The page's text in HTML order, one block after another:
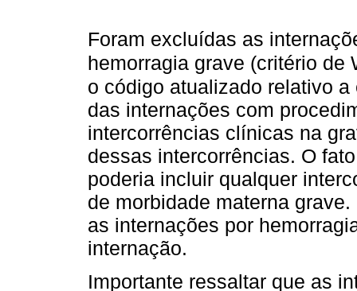
Foram excluídas as
hemorragia grave (critério
o código atualizado relativo
das internações com
intercorrências clínicas na
dessas intercorrências. O
poderia incluir qualquer
de morbidade materna
as internações por
internação.
Importante ressaltar que as